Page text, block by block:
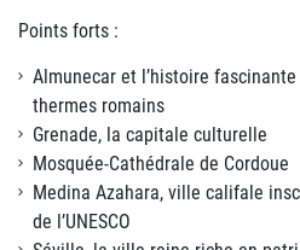
Points forts :
Almunecar et l’histoire
thermes romains
Grenade, la capitale culturelle
Mosquée-Cathédrale de Cordoue
Medina Azahara, ville califale
de l’UNESCO